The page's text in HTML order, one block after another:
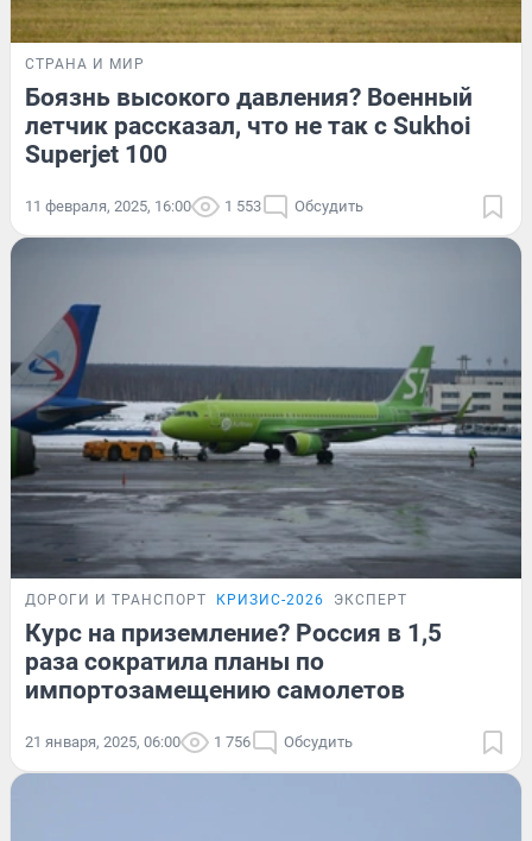
СТРАНА И МИР
Боязнь высокого давления? Военный
летчик рассказал, что не так с Sukhoi
Superjet 100
11 февраля, 2025, 16:00 1 553 Обсудить
ДОРОГИ И ТРАНСПОРТ КРИЗИС-2026 ЭКСПЕРТ
Курс на приземление? Россия в 1,5
раза сократила планы по
импортозамещению самолетов
21 января, 2025, 06:00 1 756 Обсудить